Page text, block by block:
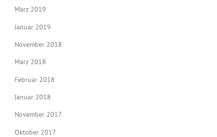
März 2019
Januar 2019
November 2018
März 2018
Februar 2018
Januar 2018
November 2017
Oktober 2017